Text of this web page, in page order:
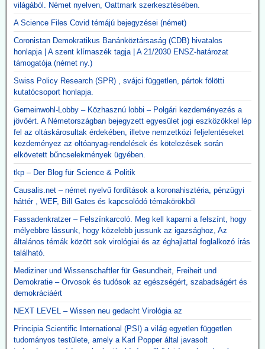
világából. Német nyelven, Oattmark szerkesztésében.
A Science Files Covid témájú bejegyzései (német)
Coronistan Demokratikus Banánköztársaság (CDB) hivatalos
honlapja | A szent klímaszék tagja | A 21/2030 ENSZ-határozat
támogatója (német ny.)
Swiss Policy Research (SPR) , svájci független, pártok fölötti
kutatócsoport honlapja.
Gemeinwohl-Lobby – Közhasznú lobbi – Polgári kezdeményezés a
jövőért. A Németországban bejegyzett egyesület jogi eszközökkel lép
fel az oltáskárosultak érdekében, illetve nemzetközi feljelentéseket
kezdeményez az oltóanyag-rendelések és kötelezések során
elkövetett bűncselekmények ügyében.
tkp – Der Blog für Science & Politik
Causalis.net – német nyelvű fordítások a koronahisztéria, pénzügyi
háttér , WEF, Bill Gates és kapcsolódó témakörökből
Fassadenkratzer – Felszínkarcoló. Meg kell kaparni a felszínt, hogy
mélyebbre lássunk, hogy közelebb jussunk az igazsághoz, Az
általános témák között sok virológiai és az éghajlattal foglalkozó írás
található.
Mediziner und Wissenschaftler für Gesundheit, Freiheit und
Demokratie – Orvosok és tudósok az egészségért, szabadságért és
demokráciáért
NEXT LEVEL – Wissen neu gedacht Virológia az
Principia Scientific International (PSI) a világ egyetlen független
tudományos testülete, amely a Karl Popper által javasolt